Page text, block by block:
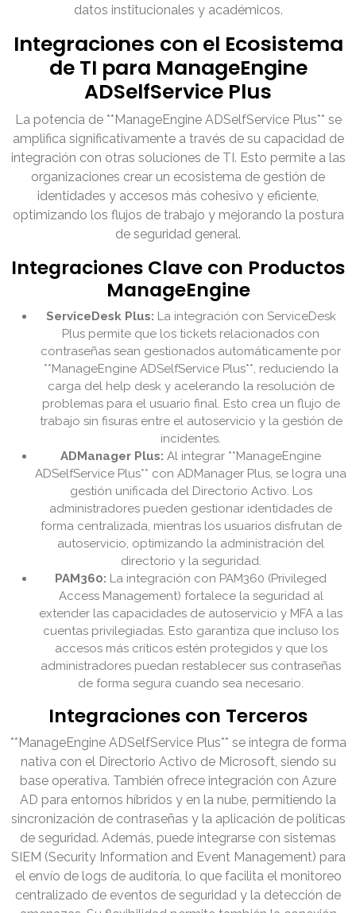
datos institucionales y académicos.
Integraciones con el Ecosistema
de TI para ManageEngine
ADSelfService Plus
La potencia de **ManageEngine ADSelfService Plus** se
amplifica significativamente a través de su capacidad de
integración con otras soluciones de TI. Esto permite a las
organizaciones crear un ecosistema de gestión de
identidades y accesos más cohesivo y eficiente,
optimizando los flujos de trabajo y mejorando la postura
de seguridad general.
Integraciones Clave con Productos
ManageEngine
ServiceDesk Plus: La integración con ServiceDesk
Plus permite que los tickets relacionados con
contraseñas sean gestionados automáticamente por
**ManageEngine ADSelfService Plus**, reduciendo la
carga del help desk y acelerando la resolución de
problemas para el usuario final. Esto crea un flujo de
trabajo sin fisuras entre el autoservicio y la gestión de
incidentes.
ADManager Plus: Al integrar **ManageEngine
ADSelfService Plus** con ADManager Plus, se logra una
gestión unificada del Directorio Activo. Los
administradores pueden gestionar identidades de
forma centralizada, mientras los usuarios disfrutan de
autoservicio, optimizando la administración del
directorio y la seguridad.
PAM360: La integración con PAM360 (Privileged
Access Management) fortalece la seguridad al
extender las capacidades de autoservicio y MFA a las
cuentas privilegiadas. Esto garantiza que incluso los
accesos más críticos estén protegidos y que los
administradores puedan restablecer sus contraseñas
de forma segura cuando sea necesario.
Integraciones con Terceros
**ManageEngine ADSelfService Plus** se integra de forma
nativa con el Directorio Activo de Microsoft, siendo su
base operativa. También ofrece integración con Azure
AD para entornos híbridos y en la nube, permitiendo la
sincronización de contraseñas y la aplicación de políticas
de seguridad. Además, puede integrarse con sistemas
SIEM (Security Information and Event Management) para
el envío de logs de auditoría, lo que facilita el monitoreo
centralizado de eventos de seguridad y la detección de